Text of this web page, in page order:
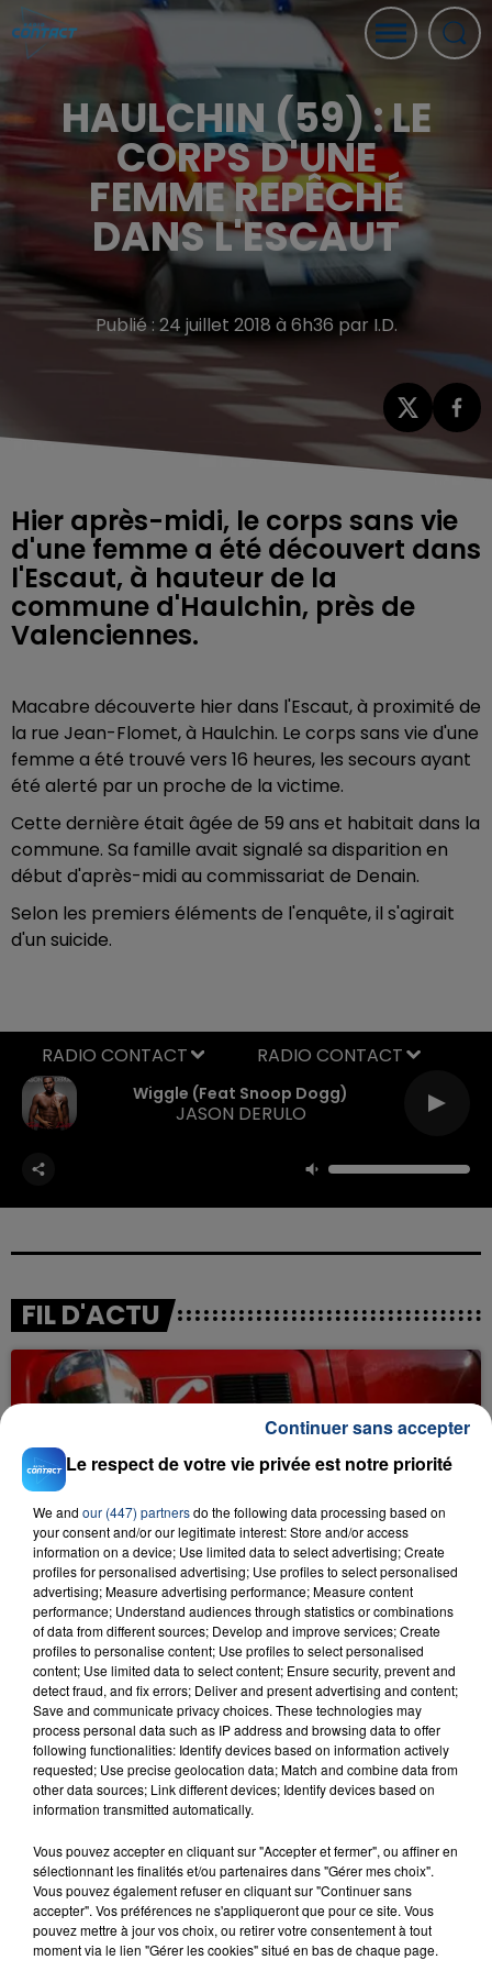
HAULCHIN (59) : LE
CORPS D'UNE
FEMME REPÊCHÉ
DANS L'ESCAUT
Publié : 24 juillet 2018 à 6h36 par I.D.
Hier après-midi, le corps sans vie
d'une femme a été découvert dans
l'Escaut, à hauteur de la
commune d'Haulchin, près de
Valenciennes.
Macabre découverte hier dans l'Escaut, à proximité de
la rue Jean-Flomet, à Haulchin. Le corps sans vie d'une
femme a été trouvé vers 16 heures, les secours ayant
été alerté par un proche de la victime.
Cette dernière était âgée de 59 ans et habitait dans la
commune. Sa famille avait signalé sa disparition en
début d'après-midi au commissariat de Denain.
Selon les premiers éléments de l'enquête, il s'agirait
d'un suicide.
Wiggle (feat Snoop Dogg)
JASON DERULO
RADIO CONTACT
FIL D'ACTU
23 juillet 2026
INCENDIE MORTEL À LENS : UNE FEMME ET
SON BÉBÉ ENTRE LA VIE ET LA...
Un homme s'est immolé par le feu après avoir
aspergé sa compagne et leur bébé de trois mois
d'un liquide inflammable.
20 juillet 2026
UNE ADOLESCENTE DEVANT SE FAIRE
OPÉRER DE LA CHEVILLE RESSORT DE LA...
La famille a porté plainte contre la clinique qui a
reconnu sa responsabilité et présenté ses
excuses.
TITRES DIFFUSÉS
Le respect de votre vie privée est notre priorité
We and our (447) partnersdo the following data processing based on
your consent and/or our legitimate interest: Store and/or access
information on a device; Use limited data to select advertising; Create
profiles for personalised advertising; Use profiles to select personalised
advertising; Measure advertising performance; Measure content
performance; Understand audiences through statistics or combinations
of data from different sources; Develop and improve services; Create
profiles to personalise content; Use profiles to select personalised
content; Use limited data to select content; Ensure security, prevent and
detect fraud, and fix errors; Deliver and present advertising and content;
Save and communicate privacy choices. These technologies may
process personal data such as IP address and browsing data to offer
following functionalities: Identify devices based on information actively
requested; Use precise geolocation data; Match and combine data from
other data sources; Link different devices; Identify devices based on
information transmitted automatically.
Vous pouvez accepter en cliquant sur "Accepter et fermer", ou affiner en
sélectionnant les finalités et/ou partenaires dans "Gérer mes choix".
Vous pouvez également refuser en cliquant sur "Continuer sans
accepter". Vos préférences ne s'appliqueront que pour ce site. Vous
pouvez mettre à jour vos choix, ou retirer votre consentement à tout
moment via le lien "Gérer les cookies" situé en bas de chaque page.
Continuer sans accepter